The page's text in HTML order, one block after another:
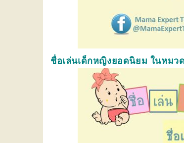
ชื่อเล่นเด็กหญิงยอดนิยม ในหมว